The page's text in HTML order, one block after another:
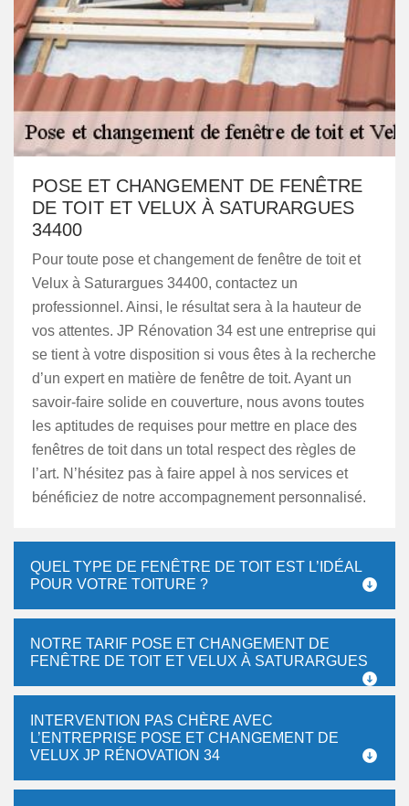
POSE ET CHANGEMENT DE FENÊTRE
DE TOIT ET VELUX À SATURARGUES
34400
Pour toute pose et changement de fenêtre de toit et
Velux à Saturargues 34400, contactez un
professionnel. Ainsi, le résultat sera à la hauteur de
vos attentes. JP Rénovation 34 est une entreprise qui
se tient à votre disposition si vous êtes à la recherche
d’un expert en matière de fenêtre de toit. Ayant un
savoir-faire solide en couverture, nous avons toutes
les aptitudes de requises pour mettre en place des
fenêtres de toit dans un total respect des règles de
l’art. N’hésitez pas à faire appel à nos services et
bénéficiez de notre accompagnement personnalisé.
QUEL TYPE DE FENÊTRE DE TOIT EST L’IDÉAL
POUR VOTRE TOITURE ?
NOTRE TARIF POSE ET CHANGEMENT DE
FENÊTRE DE TOIT ET VELUX À SATURARGUES
INTERVENTION PAS CHÈRE AVEC
L’ENTREPRISE POSE ET CHANGEMENT DE
VELUX JP RÉNOVATION 34